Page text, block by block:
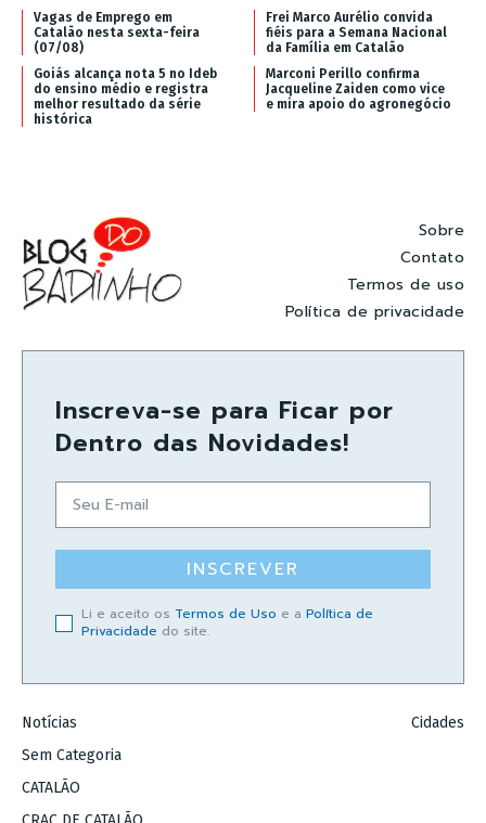
Vagas de Emprego em
Catalão nesta sexta-feira
(07/08)
Frei Marco Aurélio convida
fiéis para a Semana Nacional
da Família em Catalão
Goiás alcança nota 5 no Ideb
do ensino médio e registra
melhor resultado da série
histórica
Marconi Perillo confirma
Jacqueline Zaiden como vice
e mira apoio do agronegócio
Sobre
Contato
Termos de uso
Política de privacidade
Inscreva-se para Ficar por
Dentro das Novidades!
INSCREVER
Li e aceito os Termos de Uso e a Política de
Privacidade do site.
Notícias
Sem Categoria
CATALÃO
Cidades